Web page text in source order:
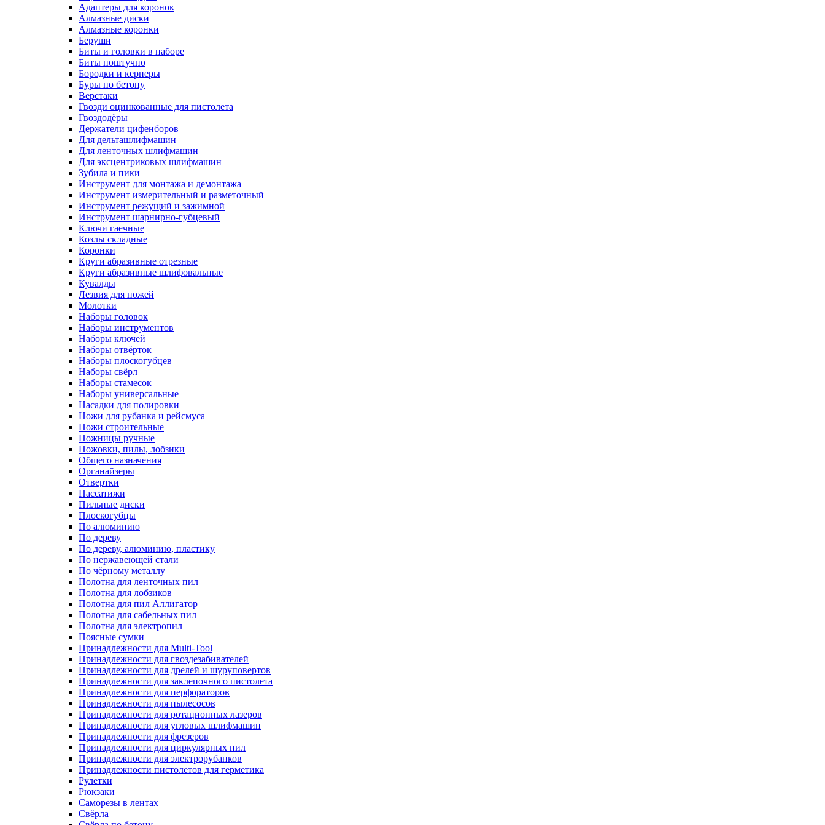
Адаптеры для коронок
Алмазные диски
Алмазные коронки
Беруши
Биты и головки в наборе
Биты поштучно
Бородки и кернеры
Буры по бетону
Верстаки
Гвозди оцинкованные для пистолета
Гвоздодёры
Держатели цифенборов
Для дельташлифмашин
Для ленточных шлифмашин
Для эксцентриковых шлифмашин
Зубила и пики
Инструмент для монтажа и демонтажа
Инструмент измерительный и разметочный
Инструмент режущий и зажимной
Инструмент шарнирно-губцевый
Ключи гаечные
Козлы складные
Коронки
Круги абразивные отрезные
Круги абразивные шлифовальные
Кувалды
Лезвия для ножей
Молотки
Наборы головок
Наборы инструментов
Наборы ключей
Наборы отвёрток
Наборы плоскогубцев
Наборы свёрл
Наборы стамесок
Наборы универсальные
Насадки для полировки
Ножи для рубанка и рейсмуса
Ножи строительные
Ножницы ручные
Ножовки, пилы, лобзики
Общего назначения
Органайзеры
Отвертки
Пассатижи
Пильные диски
Плоскогубцы
По алюминию
По дереву
По дереву, алюминию, пластику
По нержавеющей стали
По чёрному металлу
Полотна для ленточных пил
Полотна для лобзиков
Полотна для пил Аллигатор
Полотна для сабельных пил
Полотна для электропил
Поясные сумки
Принадлежности для Multi-Tool
Принадлежности для гвоздезабивателей
Принадлежности для дрелей и шуруповертов
Принадлежности для заклепочного пистолета
Принадлежности для перфораторов
Принадлежности для пылесосов
Принадлежности для ротационных лазеров
Принадлежности для угловых шлифмашин
Принадлежности для фрезеров
Принадлежности для циркулярных пил
Принадлежности для электрорубанков
Принадлежности пистолетов для герметика
Рулетки
Рюкзаки
Саморезы в лентах
Свёрла